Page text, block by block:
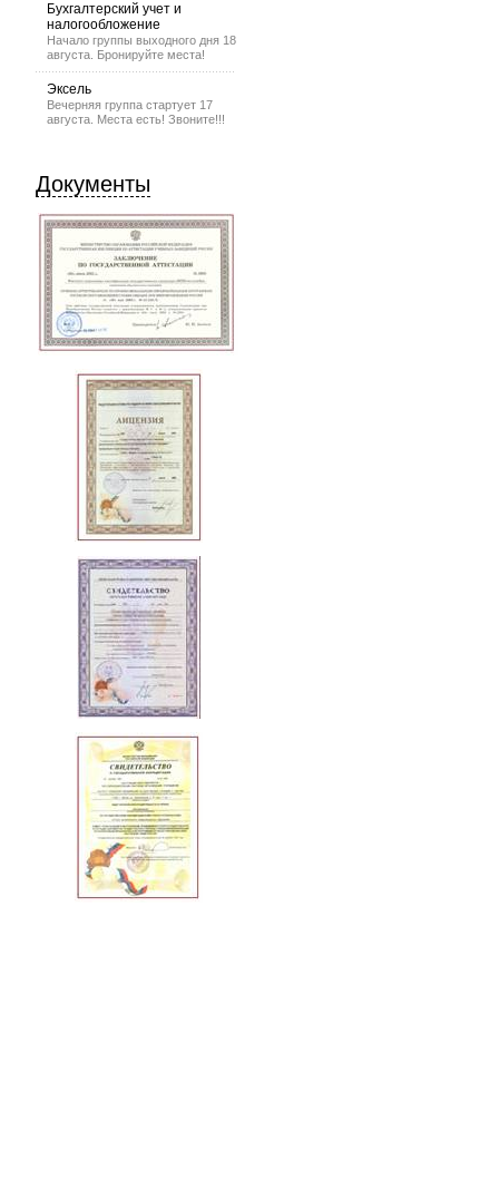
Бухгалтерский учет и
налогообложение
Начало группы выходного дня 18
августа. Бронируйте места!
Эксель
Вечерняя группа стартует 17
августа. Места есть! Звоните!!!
Документы